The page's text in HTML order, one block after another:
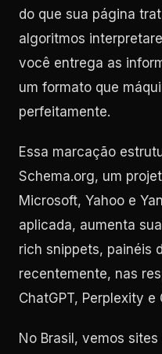
do que sua página
algoritmos
você entrega as
um formato que
perfeitamente.
Essa marcação
Schema.org, um
Microsoft, Yahoo e
aplicada, aumenta
rich snippets, painéis
recentemente, nas
ChatGPT, Perplexity
No Brasil, vemos